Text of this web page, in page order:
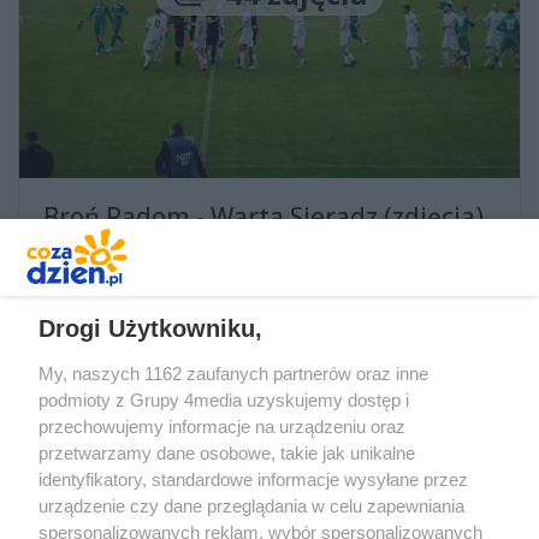
Broń Radom - Warta Sieradz (zdjęcia)
Drogi Użytkowniku,
My, naszych 1162 zaufanych partnerów oraz inne
podmioty z Grupy 4media uzyskujemy dostęp i
przechowujemy informacje na urządzeniu oraz
przetwarzamy dane osobowe, takie jak unikalne
identyfikatory, standardowe informacje wysyłane przez
urządzenie czy dane przeglądania w celu zapewniania
spersonalizowanych reklam, wybór spersonalizowanych